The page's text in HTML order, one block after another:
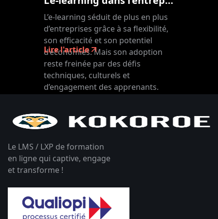
L’e-learning séduit de plus en plus
d’entreprises grâce à sa flexibilité,
son efficacité et son potentiel
d’économies. Mais son adoption
reste freinée par des défis
techniques, culturels et
d’engagement des apprenants.
Lire l'article
Le LMS / LXP de formation
en ligne qui captive, engage
et transforme !